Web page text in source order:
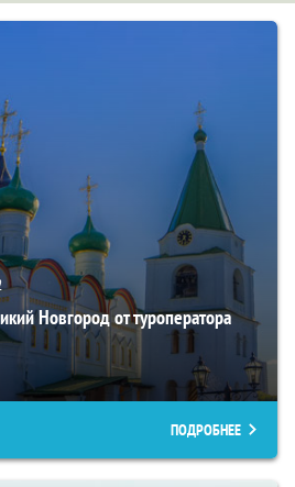
Новгород от туроператора
ПОДРОБНЕЕ